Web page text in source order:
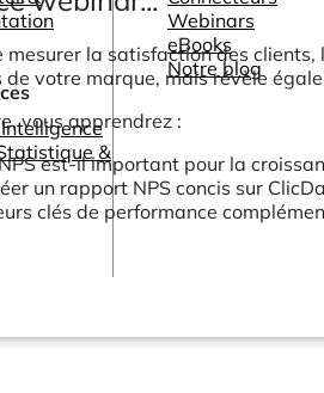
&
Webinars
eBooks
Notre blog
mesurer la satisfaction des
votre marque, mais révèle
vous apprendrez :
est-il important pour la
un rapport NPS concis sur
clés de performance